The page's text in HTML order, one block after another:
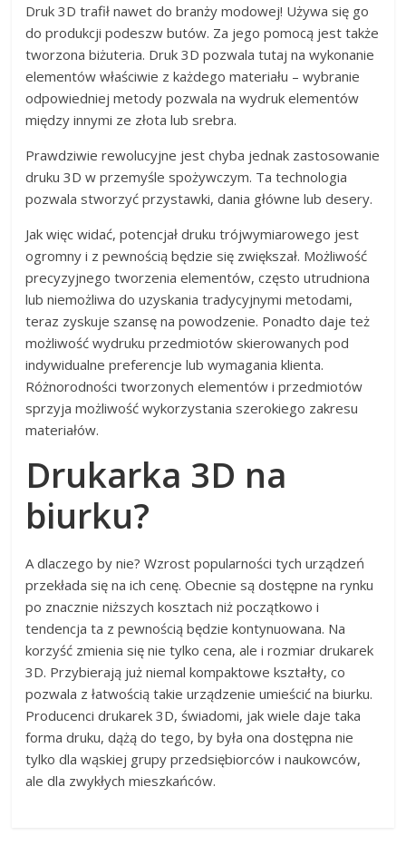
Druk 3D trafił nawet do branży modowej! Używa się go
do produkcji podeszw butów. Za jego pomocą jest także
tworzona biżuteria. Druk 3D pozwala tutaj na wykonanie
elementów właściwie z każdego materiału – wybranie
odpowiedniej metody pozwala na wydruk elementów
między innymi ze złota lub srebra.
Prawdziwie rewolucyjne jest chyba jednak zastosowanie
druku 3D w przemyśle spożywczym. Ta technologia
pozwala stworzyć przystawki, dania główne lub desery.
Jak więc widać, potencjał druku trójwymiarowego jest
ogromny i z pewnością będzie się zwiększał. Możliwość
precyzyjnego tworzenia elementów, często utrudniona
lub niemożliwa do uzyskania tradycyjnymi metodami,
teraz zyskuje szansę na powodzenie. Ponadto daje też
możliwość wydruku przedmiotów skierowanych pod
indywidualne preferencje lub wymagania klienta.
Różnorodności tworzonych elementów i przedmiotów
sprzyja możliwość wykorzystania szerokiego zakresu
materiałów.
Drukarka 3D na
biurku?
A dlaczego by nie? Wzrost popularności tych urządzeń
przekłada się na ich cenę. Obecnie są dostępne na rynku
po znacznie niższych kosztach niż początkowo i
tendencja ta z pewnością będzie kontynuowana. Na
korzyść zmienia się nie tylko cena, ale i rozmiar drukarek
3D. Przybierają już niemal kompaktowe kształty, co
pozwala z łatwością takie urządzenie umieścić na biurku.
Producenci drukarek 3D, świadomi, jak wiele daje taka
forma druku, dążą do tego, by była ona dostępna nie
tylko dla wąskiej grupy przedsiębiorców i naukowców,
ale dla zwykłych mieszkańców.